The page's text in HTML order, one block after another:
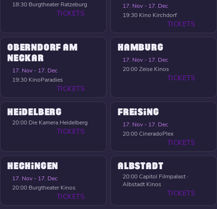
18:30 Burgtheater Ratzeburg
TICKETS
17. Nov - 17. Dec
19:30 Kino Kirchdorf
TICKETS
OBERNDORF AM
NECKAR
17. Nov - 17. Dec
19:30 KinoParadies
TICKETS
HAMBURG
17. Nov - 17. Dec
20:00Zeise Kinos
TICKETS
HEIDELBERG
20:00 Die Kamera Heidelberg
TICKETS
FREISING
17. Nov - 17. Dec
20:00CineradoPlex
TICKETS
HECHINGEN
17. Nov - 17. Dec
20:00 Burgtheater Kinos
TICKETS
ALBSTADT
20:00Capitol Filmpalast ·
Albstadt Kinos
TICKETS